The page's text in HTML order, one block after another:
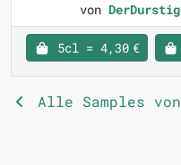
von
5cl = 4,30 €
Alle Samples